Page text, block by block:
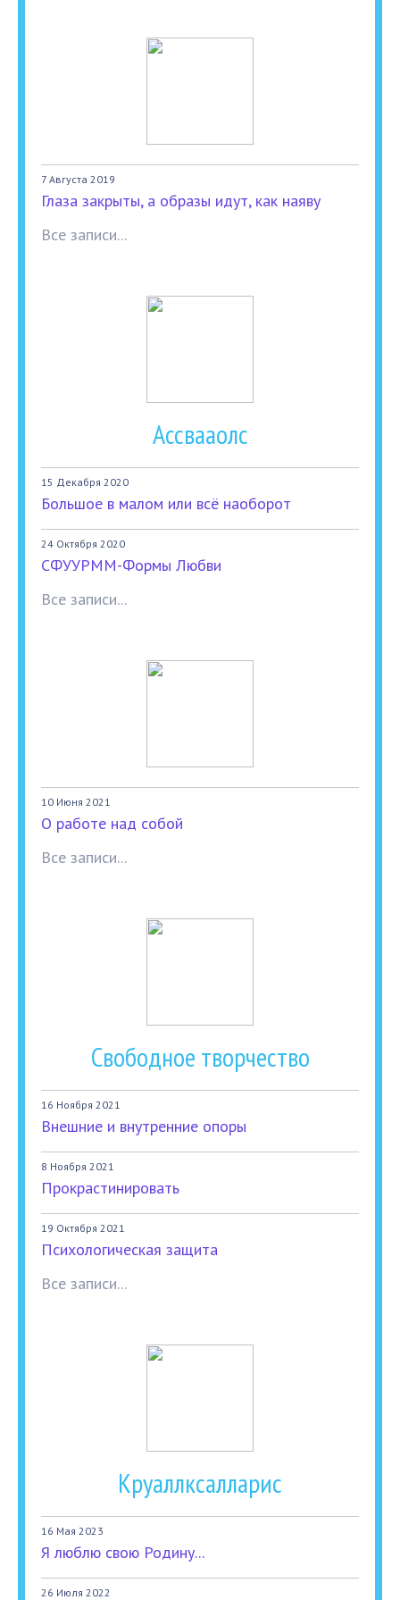
7 Августа 2019
Глаза закрыты, а образы идут, как наяву
Все записи...
Ассвааолс
15 Декабря 2020
Большое в малом или всё наоборот
24 Октября 2020
СФУУРММ-Формы Любви
Все записи...
10 Июня 2021
О работе над собой
Все записи...
Свободное творчество
16 Ноября 2021
Внешние и внутренние опоры
8 Ноября 2021
Прокрастинировать
19 Октября 2021
Психологическая защита
Все записи...
Круаллксалларис
16 Мая 2023
Я люблю свою Родину...
26 Июля 2022